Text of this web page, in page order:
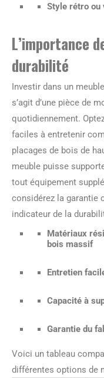
Style rétro ou
L’importance
durabilité
Investir dans un
s’agit d’une pièce de
quotidiennement.
faciles à entretenir
placages de bois de
meuble puisse
tout équipement
considérez la garantie
indicateur de la
Matériaux
bois massif
Entretien
Capacité à
Garantie du
Voici un tableau
différentes options de